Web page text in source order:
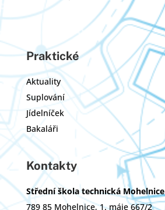
Praktické
Aktuality
Suplování
Jídelníček
Bakaláři
Kontakty
Střední škola technická Mohelnice
789 85 Mohelnice, 1. máje 667/2